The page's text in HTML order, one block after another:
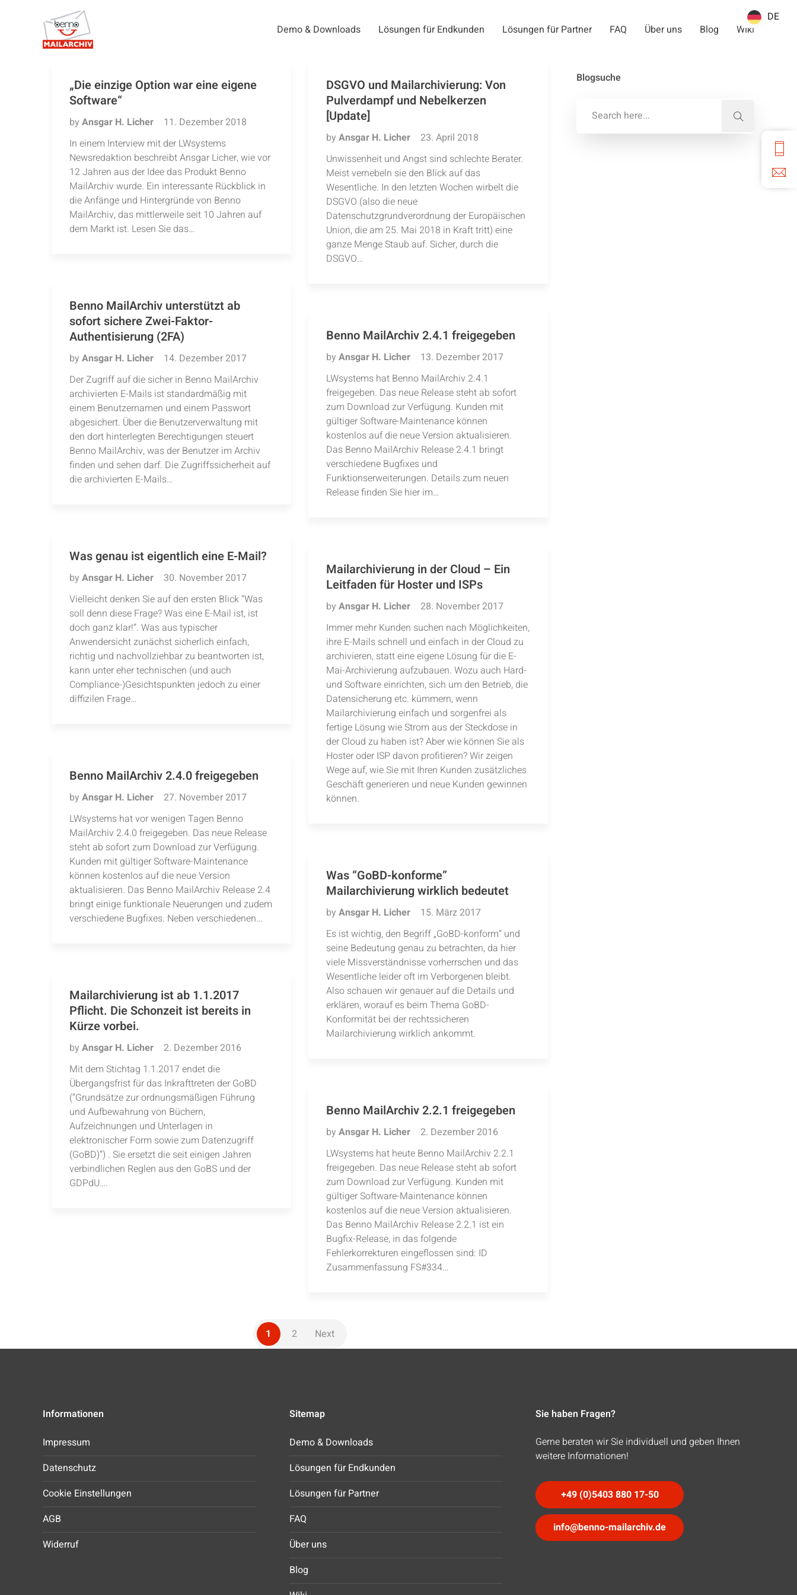
Demo & Downloads Lösungen für Endkunden Lösungen für Partner FAQ Über uns Blog Wiki
„Die einzige Option war eine eigene
Software“
by Ansgar H. Licher
11. Dezember 2018
In einem Interview mit der LWsystems
Newsredaktion beschreibt Ansgar Licher, wie vor
12 Jahren aus der Idee das Produkt Benno
MailArchiv wurde. Ein interessante Rückblick in
die Anfänge und Hintergründe von Benno
MailArchiv, das mittlerweile seit 10 Jahren auf
dem Markt ist. Lesen Sie das…
DSGVO und Mailarchivierung: Von
Pulverdampf und Nebelkerzen
[Update]
by Ansgar H. Licher
23. April 2018
Unwissenheit und Angst sind schlechte Berater.
Meist vernebeln sie den Blick auf das
Wesentliche. In den letzten Wochen wirbelt die
DSGVO (also die neue
Datenschutzgrundverordnung der Europäischen
Union, die am 25. Mai 2018 in Kraft tritt) eine
ganze Menge Staub auf. Sicher, durch die
DSGVO…
Benno MailArchiv unterstützt ab
sofort sichere Zwei-Faktor-
Authentisierung (2FA)
by Ansgar H. Licher
14. Dezember 2017
Der Zugriff auf die sicher in Benno MailArchiv
archivierten E-Mails ist standardmäßig mit
einem Benutzernamen und einem Passwort
abgesichert. Über die Benutzerverwaltung mit
den dort hinterlegten Berechtigungen steuert
Benno MailArchiv, was der Benutzer im Archiv
finden und sehen darf. Die Zugriffssicherheit auf
die archivierten E-Mails…
Benno MailArchiv 2.4.1 freigegeben
by Ansgar H. Licher
13. Dezember 2017
LWsystems hat Benno MailArchiv 2.4.1
freigegeben. Das neue Release steht ab sofort
zum Download zur Verfügung. Kunden mit
gültiger Software-Maintenance können
kostenlos auf die neue Version aktualisieren.
Das Benno MailArchiv Release 2.4.1 bringt
verschiedene Bugfixes und
Funktionserweiterungen. Details zum neuen
Release finden Sie hier im…
Was genau ist eigentlich eine E-Mail?
by Ansgar H. Licher
30. November 2017
Vielleicht denken Sie auf den ersten Blick “Was
soll denn diese Frage? Was eine E-Mail ist, ist
doch ganz klar!”. Was aus typischer
Anwendersicht zunächst sicherlich einfach,
richtig und nachvollziehbar zu beantworten ist,
kann unter eher technischen (und auch
Compliance-)Gesichtspunkten jedoch zu einer
diffizilen Frage…
Mailarchivierung in der Cloud – Ein
Leitfaden für Hoster und ISPs
by Ansgar H. Licher
28. November 2017
Immer mehr Kunden suchen nach Möglichkeiten,
ihre E-Mails schnell und einfach in der Cloud zu
archivieren, statt eine eigene Lösung für die E-
Mai-Archivierung aufzubauen. Wozu auch Hard-
und Software einrichten, sich um den Betrieb, die
Datensicherung etc. kümmern, wenn
Mailarchivierung einfach und sorgenfrei als
fertige Lösung wie Strom aus der Steckdose in
der Cloud zu haben ist? Aber wie können Sie als
Hoster oder ISP davon profitieren? Wir zeigen
Wege auf, wie Sie mit Ihren Kunden zusätzliches
Geschäft generieren und neue Kunden gewinnen
können.
Benno MailArchiv 2.4.0 freigegeben
by Ansgar H. Licher
27. November 2017
LWsystems hat vor wenigen Tagen Benno
MailArchiv 2.4.0 freigegeben. Das neue Release
steht ab sofort zum Download zur Verfügung.
Kunden mit gültiger Software-Maintenance
können kostenlos auf die neue Version
aktualisieren. Das Benno MailArchiv Release 2.4
bringt einige funktionale Neuerungen und zudem
verschiedene Bugfixes. Neben verschiedenen…
Was “GoBD-konforme”
Mailarchivierung wirklich bedeutet
by Ansgar H. Licher
15. März 2017
Es ist wichtig, den Begriff „GoBD-konform“ und
seine Bedeutung genau zu betrachten, da hier
viele Missverständnisse vorherrschen und das
Wesentliche leider oft im Verborgenen bleibt.
Also schauen wir genauer auf die Details und
erklären, worauf es beim Thema GoBD-
Konformität bei der rechtssicheren
Mailarchivierung wirklich ankommt.
Mailarchivierung ist ab 1.1.2017
Pflicht. Die Schonzeit ist bereits in
Kürze vorbei.
by Ansgar H. Licher
2. Dezember 2016
Mit dem Stichtag 1.1.2017 endet die
Übergangsfrist für das Inkrafttreten der GoBD
(“Grundsätze zur ordnungsmäßigen Führung
und Aufbewahrung von Büchern,
Aufzeichnungen und Unterlagen in
elektronischer Form sowie zum Datenzugriff
(GoBD)“) . Sie ersetzt die seit einigen Jahren
verbindlichen Reglen aus den GoBS und der
GDPdU….
Benno MailArchiv 2.2.1 freigegeben
by Ansgar H. Licher
2. Dezember 2016
LWsystems hat heute Benno MailArchiv 2.2.1
freigegeben. Das neue Release steht ab sofort
zum Download zur Verfügung. Kunden mit
gültiger Software-Maintenance können
kostenlos auf die neue Version aktualisieren.
Das Benno MailArchiv Release 2.2.1 ist ein
Bugfix-Release, in das folgende
Fehlerkorrekturen eingeflossen sind: ID
Zusammenfassung FS#334…
1 2 Next
Blogsuche
Informationen
Impressum
Datenschutz
Cookie Einstellungen
AGB
Widerruf
Sitemap
Demo & Downloads
Lösungen für Endkunden
Lösungen für Partner
FAQ
Über uns
Blog
Sie haben Fragen?
Gerne beraten wir Sie individuell und geben Ihnen
weitere Informationen!
+49 (0)5403 880 17-50
info@benno-mailarchiv.de
DE
DE